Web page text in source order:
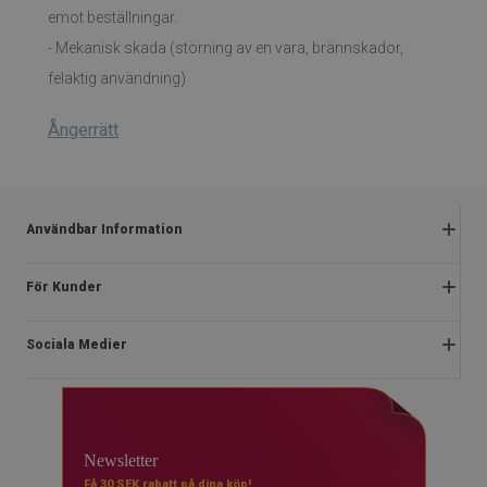
emot beställningar.
- Mekanisk skada (störning av en vara, brännskador,
felaktig användning)
Ångerrätt
Användbar Information
Reklamationer
Kampanjregler
Betalningar
För Kunder
Om oss
Sociala Medier
youtube
Newsletter